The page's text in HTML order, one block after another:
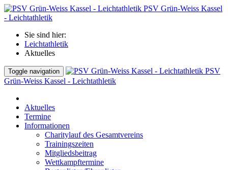
PSV Grün-Weiss Kassel
- Leichtathletik
Sie sind hier:
Leichtathletik
Aktuelles
Toggle navigation
PSV
Grün-Weiss Kassel - Leichtathletik
Aktuelles
Termine
Informationen
Charitylauf des Gesamtvereins
Trainingszeiten
Mitgliedsbeitrag
Wettkampftermine